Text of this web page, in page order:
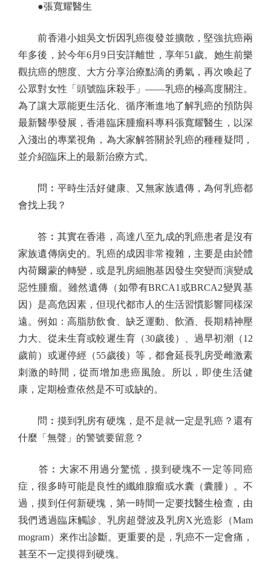
●張寬耀醫生
前香港小姐吳文忻因乳癌復發並擴散，堅強抗癌兩
年多後，於今年6月9日安詳離世，享年51歲。她生前樂
觀抗癌的態度、大方分享治療點滴的勇氣，再次喚起了
公眾對女性「頭號臨床殺手」——乳癌的極高度關注。
為了讓大眾能更生活化、循序漸進地了解乳癌的預防與
最新醫學發展，香港臨床腫瘤科專科張寬耀醫生，以深
入淺出的專業視角，為大家解答關於乳癌的種種疑問，
並介紹臨床上的最新治療方式。
問︰平時生活好健康、又無家族遺傳，為何乳癌都
會找上我？
答︰其實在香港，高達八至九成的乳癌患者是沒有
家族遺傳病史的。乳癌的成因非常複雜，主要是由於體
內荷爾蒙的轉變，或是乳房細胞基因發生突變而演變成
惡性腫瘤。雖然遺傳（如帶有BRCA1或BRCA2變異基
因）是高危因素，但現代都市人的生活習慣影響同樣深
遠。例如：高脂肪飲食、缺乏運動、飲酒、長期精神壓
力大、從未生育或較遲生育（30歲後）、過早初潮（12
歲前）或遲停經（55歲後）等，都會延長乳房受雌激素
刺激的時間，從而增加患癌風險。所以，即使生活健
康，定期檢查依然是不可或缺的。
問︰摸到乳房有硬塊，是不是就一定是乳癌？還有
什麼「無聲」的警號要留意？
答︰大家不用過分驚慌，摸到硬塊不一定等同癌
症，很多時可能是良性的纖維腺瘤或水囊（囊腫）。不
過，摸到任何新硬塊，第一時間一定要找醫生檢查，由
我們透過臨床觸診、乳房超聲波及乳房X光造影（Mam
mogram）來作出診斷。更重要的是，乳癌不一定會痛，
甚至不一定摸得到硬塊。